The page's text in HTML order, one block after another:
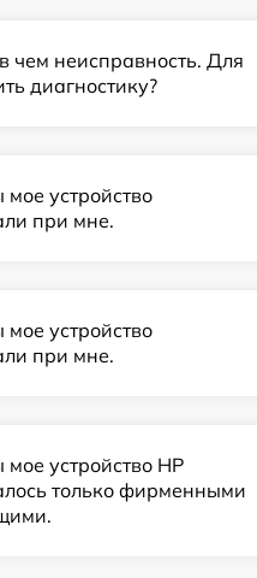
чем неисправность. Для
диагностику?
мое устройство
при мне.
мое устройство
при мне.
мое устройство HP
только фирменными